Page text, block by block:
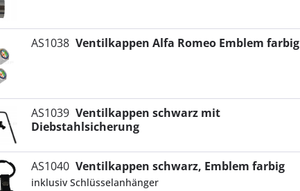
AS1038 Ventilkappen Alfa Romeo Emblem farbig
AS1039 Ventilkappen schwarz mit
Diebstahlsicherung
AS1040 Ventilkappen schwarz, Emblem farbig
inklusiv Schlüsselanhänger